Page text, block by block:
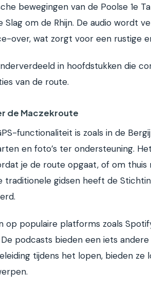
bewegingen van de Poolse 1e
Slag om de Rhijn. De audio wordt
over, wat zorgt voor een rustige
in hoofdstukken die
van de route.
de Maczekroute
functionaliteit is zoals in de
en foto’s ter ondersteuning.
je de route opgaat, of om thuis
traditionele gidsen heeft de
op populaire platforms zoals
podcasts bieden een iets
tijdens het lopen, bieden ze